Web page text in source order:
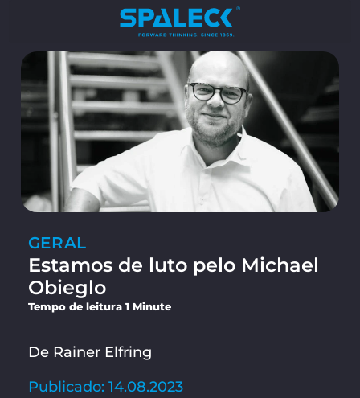
GERAL
Estamos de luto pelo Michael
Obieglo
Tempo de leitura 1 Minute
De Rainer Elfring
Publicado: 14.08.2023